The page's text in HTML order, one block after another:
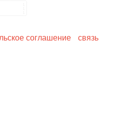
соглашение связь